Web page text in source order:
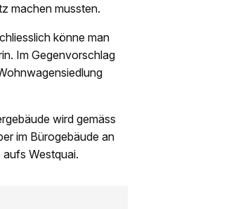
machen mussten.
könne man
Im Gegenvorschlag
wird gemäss
im Bürogebäude an
Westquai.